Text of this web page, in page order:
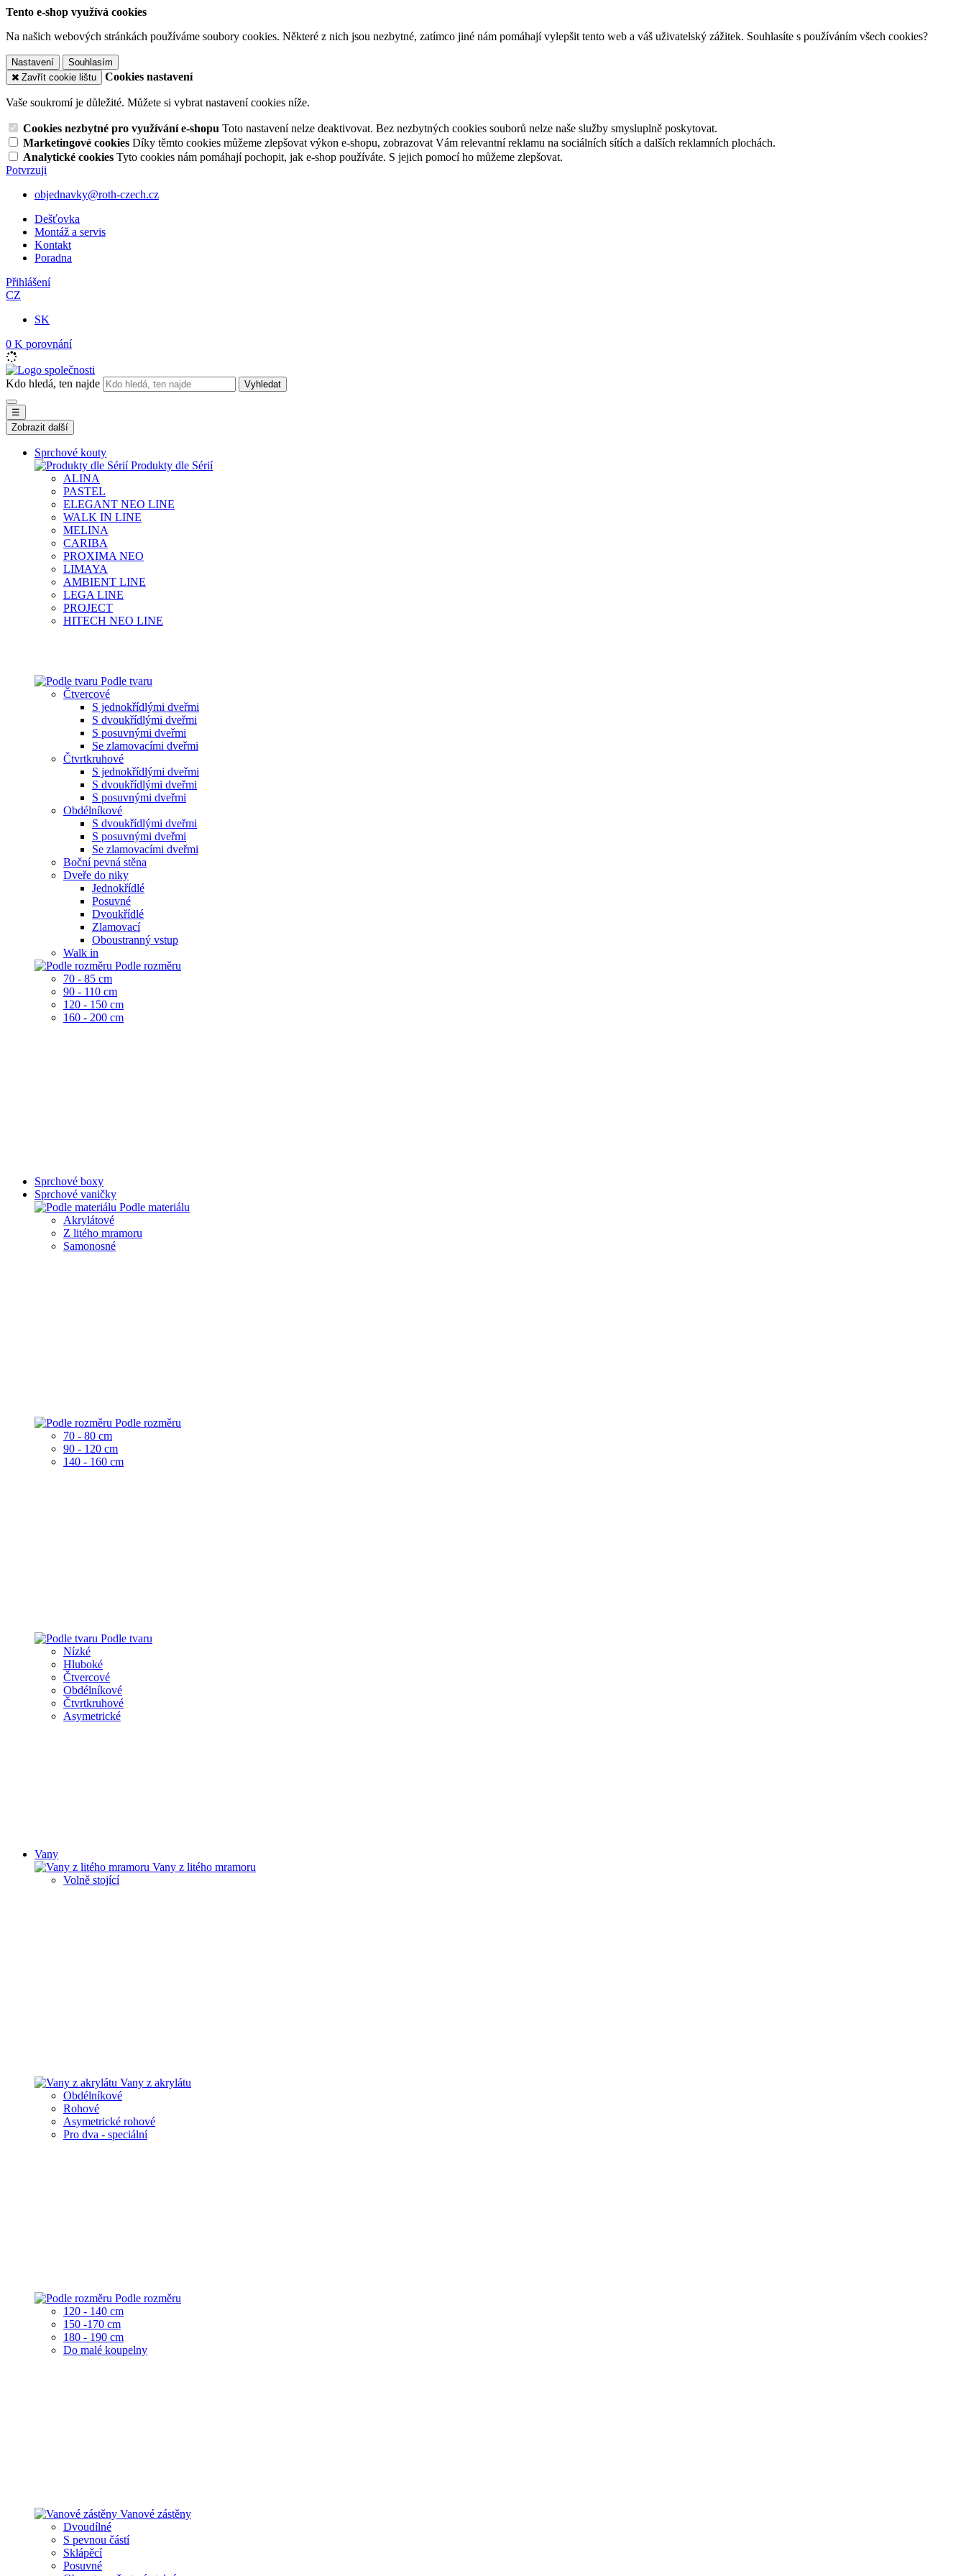
Tento e-shop využívá cookies
Na našich webových stránkách používáme soubory cookies. Některé z nich jsou nezbytné, zatímco jiné nám pomáhají vylepšit tento web a váš uživatelský zážitek. Souhlasíte s používáním všech cookies?
Nastavení
Souhlasím
Zavřít cookie lištu
Cookies nastavení
Vaše soukromí je důležité. Můžete si vybrat nastavení cookies níže.
Cookies nezbytné pro využívání e-shopu Toto nastavení nelze deaktivovat. Bez nezbytných cookies souborů nelze naše služby smysluplně poskytovat.
Marketingové cookies Díky těmto cookies můžeme zlepšovat výkon e-shopu, zobrazovat Vám relevantní reklamu na sociálních sítích a dalších reklamních plochách.
Analytické cookies Tyto cookies nám pomáhají pochopit, jak e-shop používáte. S jejich pomocí ho můžeme zlepšovat.
Potvrzuji
objednavky@roth-czech.cz
Dešťovka
Montáž a servis
Kontakt
Poradna
Přihlášení
CZ
SK
0 K porovnání
Kdo hledá, ten najde Vyhledat
☰
Zobrazit další
Sprchové kouty
Produkty dle Sérií
ALINA
PASTEL
ELEGANT NEO LINE
WALK IN LINE
MELINA
CARIBA
PROXIMA NEO
LIMAYA
AMBIENT LINE
LEGA LINE
PROJECT
HITECH NEO LINE
Podle tvaru
Čtvercové
S jednokřídlými dveřmi
S dvoukřídlými dveřmi
S posuvnými dveřmi
Se zlamovacími dveřmi
Čtvrtkruhové
S jednokřídlými dveřmi
S dvoukřídlými dveřmi
S posuvnými dveřmi
Obdélníkové
S dvoukřídlými dveřmi
S posuvnými dveřmi
Se zlamovacími dveřmi
Boční pevná stěna
Dveře do niky
Jednokřídlé
Posuvné
Dvoukřídlé
Zlamovací
Oboustranný vstup
Walk in
Podle rozměru
70 - 85 cm
90 - 110 cm
120 - 150 cm
160 - 200 cm
Sprchové boxy
Sprchové vaničky
Podle materiálu
Akrylátové
Z litého mramoru
Samonosné
Podle rozměru
70 - 80 cm
90 - 120 cm
140 - 160 cm
Podle tvaru
Nízké
Hluboké
Čtvercové
Obdélníkové
Čtvrtkruhové
Asymetrické
Vany
Vany z litého mramoru
Volně stojící
Vany z akrylátu
Obdélníkové
Rohové
Asymetrické rohové
Pro dva - speciální
Podle rozměru
120 - 140 cm
150 -170 cm
180 - 190 cm
Do malé koupelny
Vanové zástěny
Dvoudílné
S pevnou částí
Sklápěcí
Posuvné